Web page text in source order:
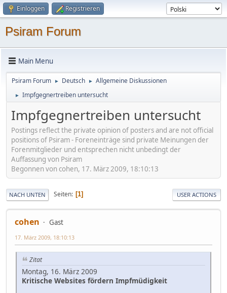
Einloggen Registrieren
Psiram Forum
Main Menu
Psiram Forum ► Deutsch ► Allgemeine Diskussionen
► Impfgegnertreiben untersucht
Impfgegnertreiben untersucht
Postings reflect the private opinion of posters and are not official
positions of Psiram - Foreneinträge sind private Meinungen der
Forenmitglieder und entsprechen nicht unbedingt der
Auffassung von Psiram
Begonnen von cohen, 17. März 2009, 18:10:13
NACH UNTEN Seiten 1 USER ACTIONS
cohen Gast
17. März 2009, 18:10:13
Zitat
Montag, 16. März 2009
Kritische Websites fördern Impfmüdigkeit